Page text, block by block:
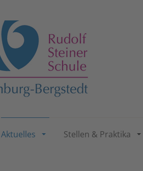
Aktuelles Stellen & Praktika